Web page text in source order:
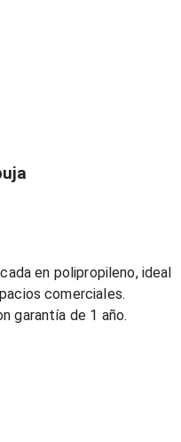
en polipropileno, ideal
comerciales.
garantía de 1 año.